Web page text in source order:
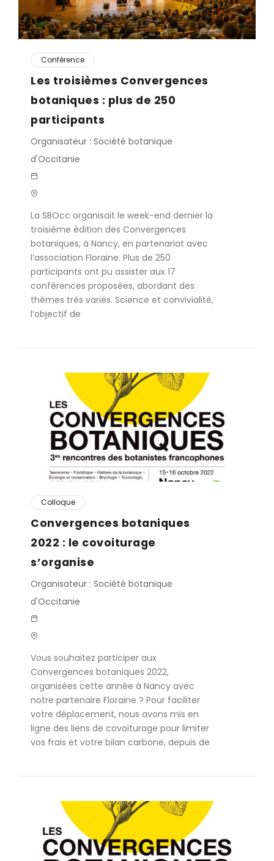
Conférence
Les troisièmes Convergences
botaniques : plus de 250
participants
Organisateur : Société botanique
d'Occitanie
La SBOcc organisait le week-end dernier la
troisième édition des Convergences
botaniques, à Nancy, en partenariat avec
l’association Floraine. Plus de 250
participants ont pu assister aux 17
conférences proposées, abordant des
thèmes très variés. Science et convivialité,
l’objectif de
Colloque
Convergences botaniques
2022 : le covoiturage
s’organise
Organisateur : Société botanique
d'Occitanie
Vous souhaitez participer aux
Convergences botaniques 2022,
organisées cette année à Nancy avec
notre partenaire Floraine ? Pour faciliter
votre déplacement, nous avons mis en
ligne des liens de covoiturage pour limiter
vos frais et votre bilan carbone, depuis de